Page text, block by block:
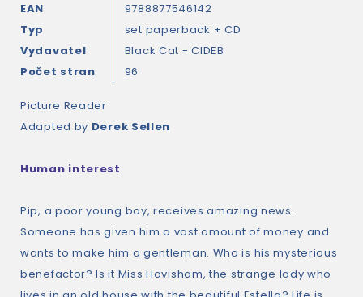
EAN
9788877546142
Typ
set paperback + CD
Vydavatel
Black Cat - CIDEB
Počet stran
96
Picture Reader
Adapted by Derek Sellen
Human interest
Pip, a poor young boy, receives amazing news.
Someone has given him a vast amount of money and
wants to make him a gentleman. Who is his mysterious
benefactor? Is it Miss Havisham, the strange lady who